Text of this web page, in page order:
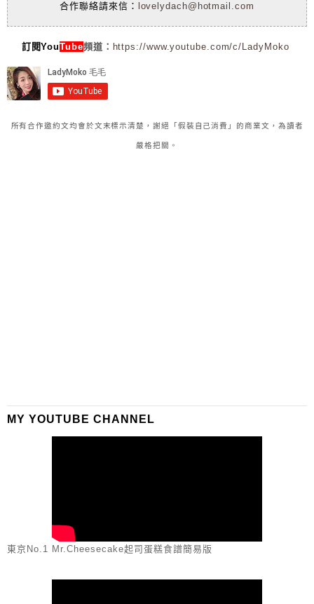
合作聯絡請來信： lovelydach@hotmail.com
訂閱YouTube頻道： https://www.youtube.com/c/LadyMoko
所有合作邀約文均會於文末標示清楚，謝絕「假裝自己消費」的商業文，為讀者
嚴格把關。
MY YOUTUBE CHANNEL
東京No.1 Mr.Cheesecake起司蛋糕食譜簡易版